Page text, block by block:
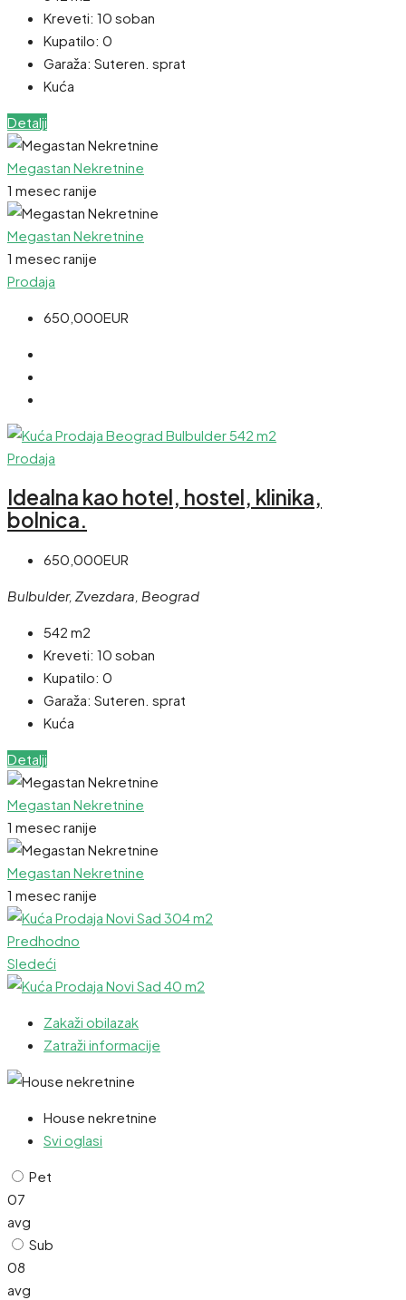
Kreveti: 10 soban
Kupatilo: 0
Garaža: Suteren. sprat
Kuća
Detalji
Megastan Nekretnine
1 mesec ranije
Megastan Nekretnine
1 mesec ranije
Prodaja
650,000EUR
Prodaja
Idealna kao hotel, hostel, klinika,
bolnica.
650,000EUR
Bulbulder, Zvezdara, Beograd
542 m2
Kreveti: 10 soban
Kupatilo: 0
Garaža: Suteren. sprat
Kuća
Detalji
Megastan Nekretnine
1 mesec ranije
Megastan Nekretnine
1 mesec ranije
Predhodno
Sledeći
Zakaži obilazak
Zatraži informacije
House nekretnine
Svi oglasi
Pet
07
avg
Sub
08
avg